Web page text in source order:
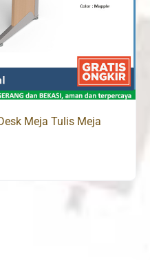
Meja Tulis Meja